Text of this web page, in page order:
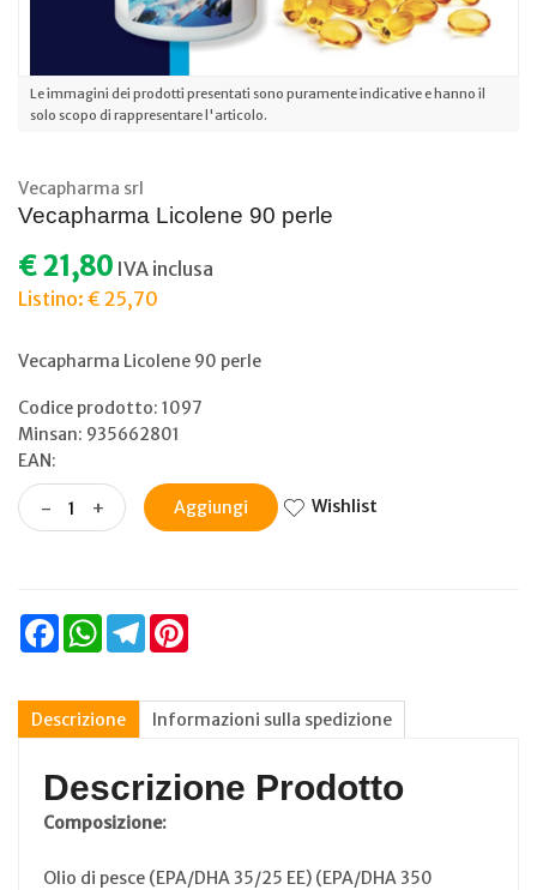
Le immagini dei prodotti presentati sono puramente indicative e hanno il
solo scopo di rappresentare l'articolo.
Vecapharma srl
Vecapharma Licolene 90 perle
€ 21,80 IVA inclusa
Listino: € 25,70
Vecapharma Licolene 90 perle
Codice prodotto: 1097
Minsan: 935662801
EAN:
- + Aggiungi Wishlist
FacebookWhatsAppTelegram
Descrizione Informazioni sulla spedizione
Descrizione Prodotto
Composizione:
Olio di pesce (EPA/DHA 35/25 EE) (EPA/DHA 350